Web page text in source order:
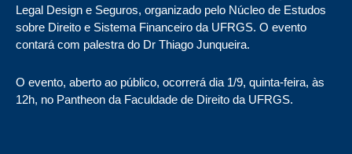
Legal Design e Seguros, organizado pelo Núcleo de Estudos
sobre Direito e Sistema Financeiro da UFRGS. O evento
contará com palestra do Dr Thiago Junqueira.
O evento, aberto ao público, ocorrerá dia 1/9, quinta-feira, às
12h, no Pantheon da Faculdade de Direito da UFRGS.